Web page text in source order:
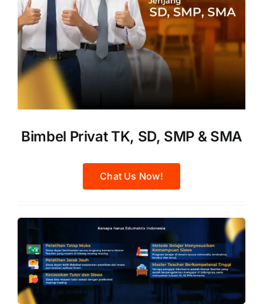
Bimbel Privat TK, SD, SMP & SMA
Chat Us Now!